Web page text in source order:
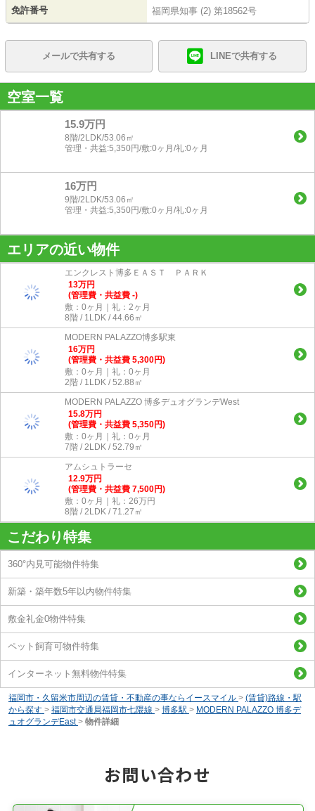
免許番号 福岡県知事 (2) 第18562号
メールで共有する LINEで共有する
空室一覧
15.9万円
8階/2LDK/53.06㎡
管理・共益:5,350円/敷:0ヶ月/礼:0ヶ月
16万円
9階/2LDK/53.06㎡
管理・共益:5,350円/敷:0ヶ月/礼:0ヶ月
エリアの近い物件
エンクレスト博多ＥＡＳＴ ＰＡＲＫ
13万円
(管理費・共益費 -)
敷：0ヶ月｜礼：2ヶ月
8階 / 1LDK / 44.66㎡
MODERN PALAZZO博多駅東
16万円
(管理費・共益費 5,300円)
敷：0ヶ月｜礼：0ヶ月
2階 / 1LDK / 52.88㎡
MODERN PALAZZO 博多デュオグランデWest
15.8万円
(管理費・共益費 5,350円)
敷：0ヶ月｜礼：0ヶ月
7階 / 2LDK / 52.79㎡
アムシュトラーセ
12.9万円
(管理費・共益費 7,500円)
敷：0ヶ月｜礼：26万円
8階 / 2LDK / 71.27㎡
こだわり特集
360°内見可能物件特集
新築・築年数5年以内物件特集
敷金礼金0物件特集
ペット飼育可物件特集
インターネット無料物件特集
福岡市・久留米市周辺の賃貸・不動産の事ならイースマイル > (賃貸)路線・駅
から探す > 福岡市交通局福岡市七隈線 > 博多駅 > MODERN PALAZZO 博多デ
ュオグランデEast > 物件詳細
お問い合わせ